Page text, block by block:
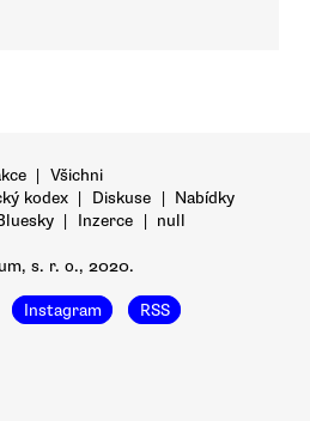
| Všichni
kodex | Diskuse | Nabídky
| Inzerce | null
s. r. o., 2020.
Instagram RSS